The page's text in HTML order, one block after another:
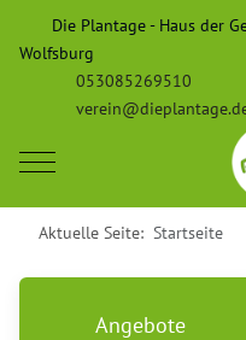
Die Plantage - Haus der
Wolfsburg
053085269510
Mobile Menu Toggle
Aktuelle Seite:Startseite
Angebote